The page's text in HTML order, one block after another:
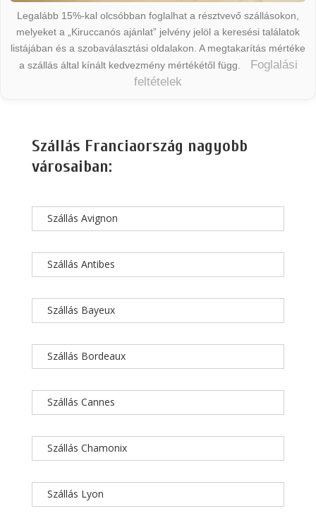
Legalább 15%-kal olcsóbban foglalhat a résztvevő szállásokon,
melyeket a „Kiruccanós ajánlat” jelvény jelöl a keresési találatok
listájában és a szobaválasztási oldalakon. A megtakarítás mértéke
a szállás által kínált kedvezmény mértékétől függ.
Foglalási
feltételek
Szállás Franciaország nagyobb
városaiban:
Szállás Avignon
Szállás Antibes
Szállás Bayeux
Szállás Bordeaux
Szállás Cannes
Szállás Chamonix
Szállás Lyon